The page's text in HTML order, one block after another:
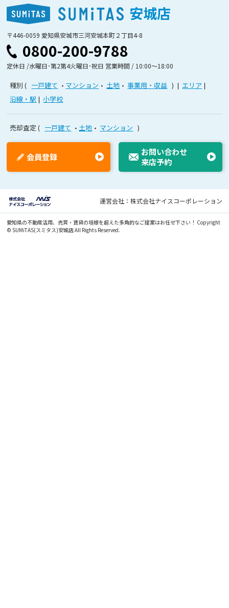
安城店
〒446-0059 愛知県安城市三河安城本町２丁目4-8
0800-200-9788
定休日 /水曜日･第2第4火曜日･祝日 営業時間 / 10:00〜18:00
種別 一戸建て マンション 土地 事業用・収益
エリア
沿線・駅
小学校
売却査定 一戸建て 土地 マンション
お問い合わせ
来店予約
会員登録
運営会社：株式会社ナイスコーポレーション
愛知県の不動産活用、売買・賃貸の垣根を超えた多角的なご提案はお任せ下さい！ Copyright
© SUMiTAS(スミタス)安城店 All Rights Reserved.